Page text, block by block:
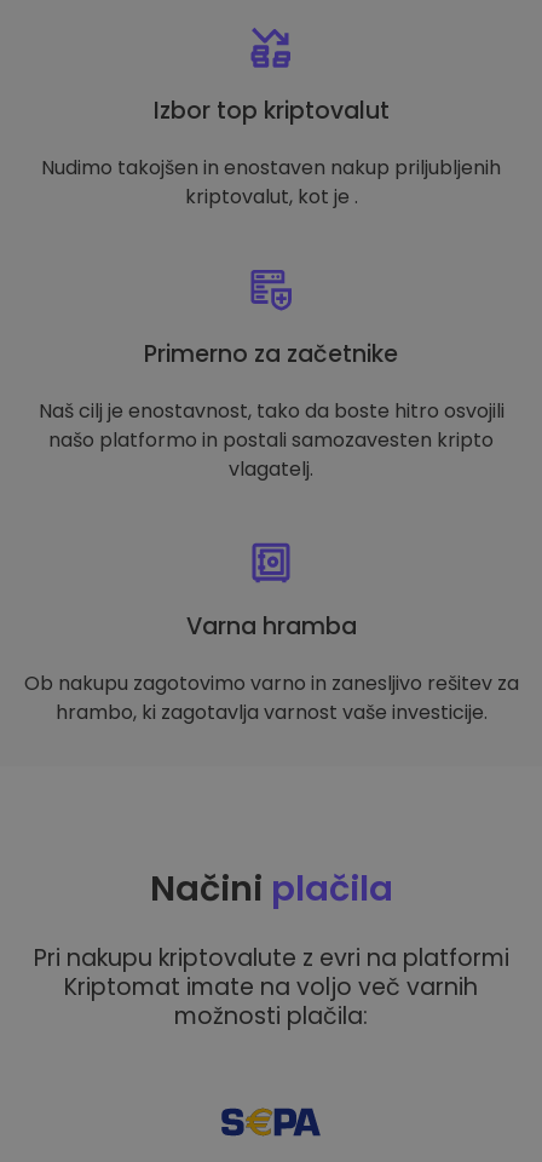
Izbor top kriptovalut
Nudimo takojšen in enostaven nakup priljubljenih
kriptovalut, kot je .
Primerno za začetnike
Naš cilj je enostavnost, tako da boste hitro osvojili
našo platformo in postali samozavesten kripto
vlagatelj.
Varna hramba
Ob nakupu zagotovimo varno in zanesljivo rešitev za
hrambo, ki zagotavlja varnost vaše investicije.
Načini plačila
Pri nakupu kriptovalute z evri na platformi
Kriptomat imate na voljo več varnih
možnosti plačila: